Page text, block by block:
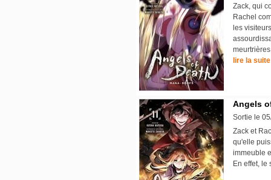
Zack, qui
Rachel
les
lire la suite
Angels
Sortie le
Zack et
qu'elle
immeuble
En effet,